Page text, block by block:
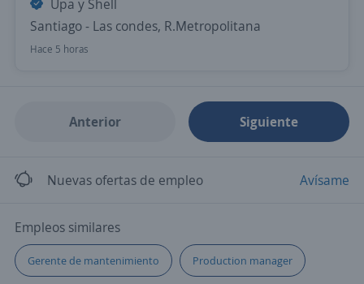
Upa y Shell
Santiago - Las condes, R.Metropolitana
Hace 5 horas
Anterior Siguiente
Nuevas ofertas de empleo Avísame
Empleos similares
Gerente de mantenimiento Production manager